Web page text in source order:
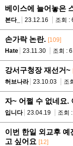
베이스에 늘어놓은
본다_
23.12.16 조회 :
손가락 논란. [109]
Hate
23.11.30 조회 :
강서구청장 재선거~
허브나라
23.10.03 조
자~ 어쩔 수 없네요.
입니다
23.04.19 조회
이번 한일 외교후
고 싶어요 [12]